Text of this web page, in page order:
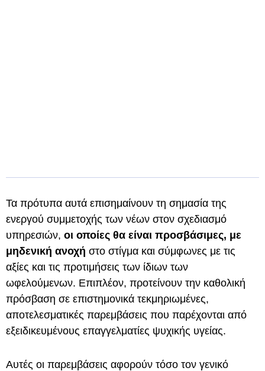
Τα πρότυπα αυτά επισημαίνουν τη σημασία της
ενεργού συμμετοχής των νέων στον σχεδιασμό
υπηρεσιών, οι οποίες θα είναι προσβάσιμες, με
μηδενική ανοχή στο στίγμα και σύμφωνες με τις
αξίες και τις προτιμήσεις των ίδιων των
ωφελούμενων. Επιπλέον, προτείνουν την καθολική
πρόσβαση σε επιστημονικά τεκμηριωμένες,
αποτελεσματικές παρεμβάσεις που παρέχονται από
εξειδικευμένους επαγγελματίες ψυχικής υγείας.
Αυτές οι παρεμβάσεις αφορούν τόσο τον γενικό